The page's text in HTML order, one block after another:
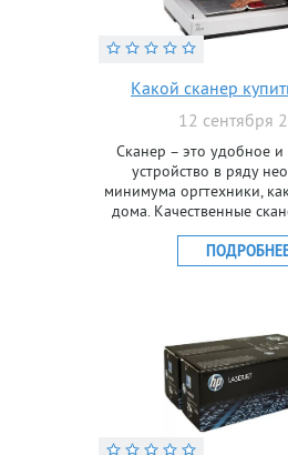
Какой сканер
12 сентября
Сканер – это удобное
устройство в ряду
минимума оргтехники,
дома. Качественные
легко переводить
в большом